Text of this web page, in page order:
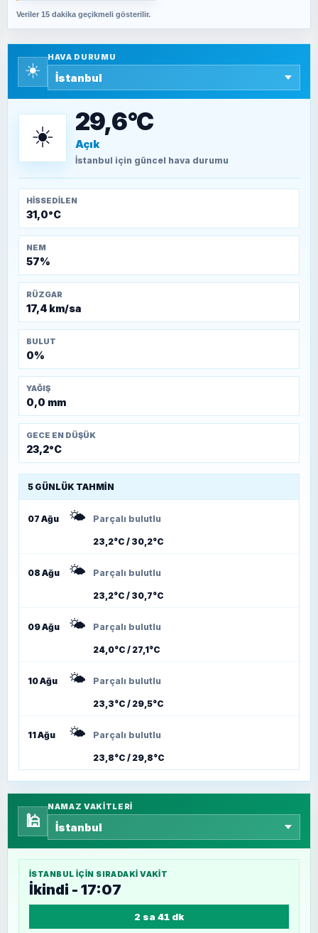
SAVAŞ ŞAHİN
SEYFULLAH ÇİÇEK
TEOMAN ALPASLAN
Kütahya-Eskişehir Muharebeleri (10-24
Veriler 15 dakika geçikmeli gösterilir.
☀️
HAVA DURUMU
☀️ 29,6°C
Açık
İstanbul için güncel hava durumu
HISSEDILEN
31,0°C
NEM
57%
RÜZGAR
17,4 km/sa
BULUT
0%
YAĞIŞ
0,0 mm
GECE EN DÜŞÜK
23,2°C
5 GÜNLÜK TAHMIN
07 Ağu 🌤️ Parçalı bulutlu
23,2°C / 30,2°C
08 Ağu 🌤️ Parçalı bulutlu
23,2°C / 30,7°C
09 Ağu 🌤️ Parçalı bulutlu
24,0°C / 27,1°C
10 Ağu 🌤️ Parçalı bulutlu
23,3°C / 29,5°C
11 Ağu 🌤️ Parçalı bulutlu
23,8°C / 29,8°C
🕌
NAMAZ VAKITLERI
İSTANBUL IÇIN SIRADAKI VAKIT
İkindi - 17:07
2 sa 41 dk